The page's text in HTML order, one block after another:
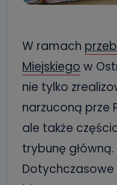
W ramach
Miejskiego w
nie tylko
narzuconą prze
ale także
trybunę